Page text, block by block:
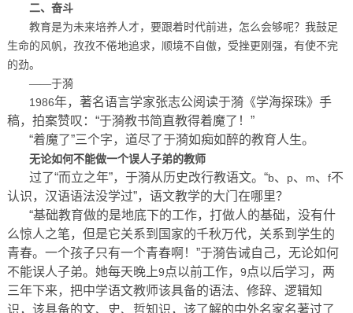
二、奋斗
教育是为未来培养人才，要跟着时代前进，怎么会够呢？我鼓足
生命的风帆，孜孜不倦地追求，顺境不自傲，受挫更刚强，有使不完
的劲。
——于漪
1986年，著名语言学家张志公阅读于漪《学海探珠》手
稿，拍案赞叹：“于漪教书简直教得着魔了！”
“着魔了”三个字，道尽了于漪如痴如醉的教育人生。
无论如何不能做一个误人子弟的教师
过了“而立之年”，于漪从历史改行教语文。“b、 p、 m、 f不
认识，汉语语法没学过”，语文教学的大门在哪里？
“基础教育做的是地底下的工作，打做人的基础，没有什
么惊人之笔，但是它关系到国家的千秋万代，关系到学生的
青春。一个孩子只有一个青春啊！”于漪告诫自己，无论如何
不能误人子弟。她每天晚上9点以前工作， 9点以后学习，两
三年下来，把中学语文教师该具备的语法、修辞、逻辑知
识，该具备的文、史、哲知识，该了解的中外名家名著过了